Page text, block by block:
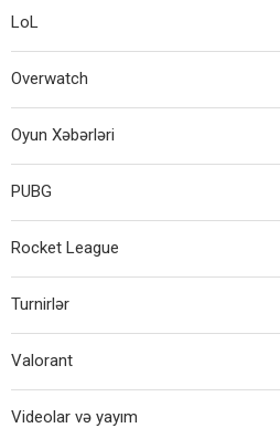
LoL
Overwatch
Oyun Xəbərləri
PUBG
Rocket League
Turnirlər
Valorant
Videolar və yayım